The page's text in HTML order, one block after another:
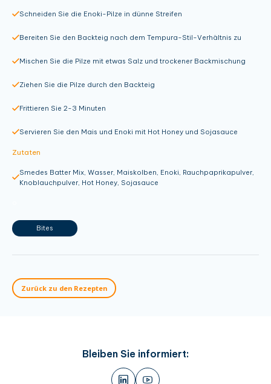
Schneiden Sie die Enoki-Pilze in dünne Streifen
Bereiten Sie den Backteig nach dem Tempura-Stil-Verhältnis zu
Mischen Sie die Pilze mit etwas Salz und trockener Backmischung
Ziehen Sie die Pilze durch den Backteig
Frittieren Sie 2-3 Minuten
Servieren Sie den Mais und Enoki mit Hot Honey und Sojasauce
Zutaten
Smedes Batter Mix, Wasser, Maiskolben, Enoki, Rauchpaprikapulver,
Knoblauchpulver, Hot Honey, Sojasauce
Bites
Zurück zu den Rezepten
Bleiben Sie informiert: